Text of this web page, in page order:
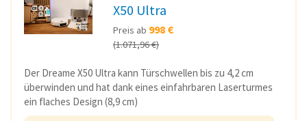
X50 Ultra
Preis ab 998 €
(1.071,96 €)
Der Dreame X50 Ultra kann Türschwellen bis zu 4,2 cm
überwinden und hat dank eines einfahrbaren Laserturmes
ein flaches Design (8,9 cm)